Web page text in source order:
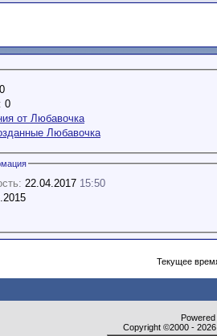
0
0
от Любавочка
Любавочка
22.04.2017 15:50
Текущее
Copyright ©2000 -